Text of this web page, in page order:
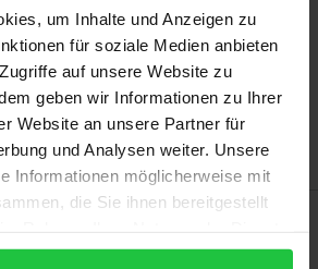
um Inhalte und Anzeigen zu
für soziale Medien anbieten
auf unsere Website zu
geben wir Informationen zu Ihrer
Website an unsere Partner für
und Analysen weiter. Unsere
Informationen möglicherweise mit
die Sie ihnen bereitgestellt
In den Warenkorb
hinzufügen